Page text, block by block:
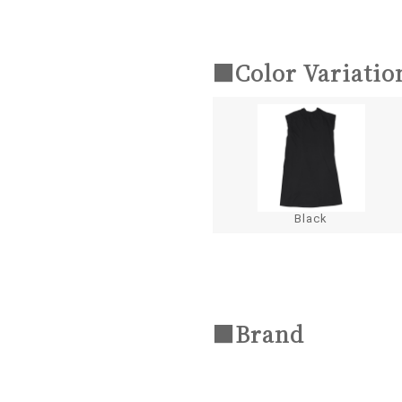
■Color
Black
■Brand